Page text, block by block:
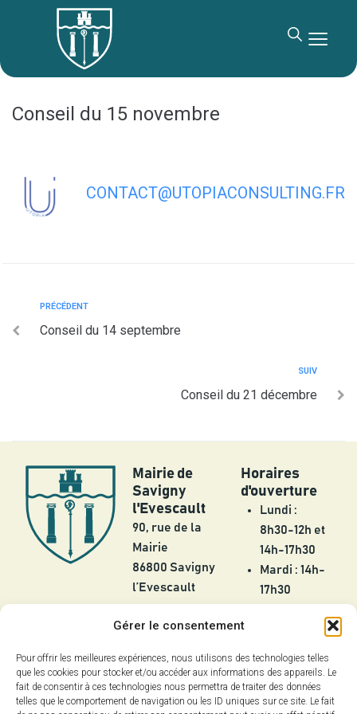
Gérer le consentement
Pour offrir les meilleures expériences, nous utilisons des technologies telles
que les cookies pour stocker et/ou accéder aux informations des appareils. Le
fait de consentir à ces technologies nous permettra de traiter des données
telles que le comportement de navigation ou les ID uniques sur ce site. Le fait
Conseil du 15 novembre
CONTACT@UTOPIACONSULTING.FR
PRÉCÉDENT
Conseil du 14 septembre
SUIV
Conseil du 21 décembre
Mairie de
Savigny
l'Evescault
90, rue de la
Mairie
86800 Savigny
l’Evescault
05 49 56 55
contact@savignylevescault.fr
Contact
Horaires
d'ouverture
Lundi :
8h30-12h et
14h-17h30
Mardi : 14h-
17h30
8h30-12h et
14h-17h30
Vendredi :